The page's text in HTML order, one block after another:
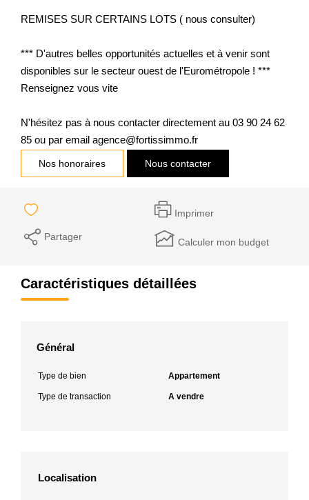
REMISES SUR CERTAINS LOTS ( nous consulter)
*** D'autres belles opportunités actuelles et à venir sont
disponibles sur le secteur ouest de l'Eurométropole ! ***
Renseignez vous vite
N'hésitez pas à nous contacter directement au 03 90 24 62
85 ou par email agence@fortissimmo.fr
Nos honoraires Nous contacter
Imprimer
Partager Calculer mon budget
Caractéristiques détaillées
Général
Type de bien Appartement
Type de transaction A vendre
Localisation